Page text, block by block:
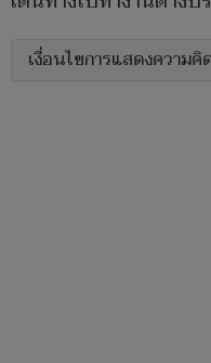
เงื่อนไขการแสดงความ